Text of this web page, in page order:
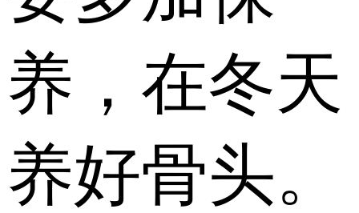
养，在冬天
养好骨头。